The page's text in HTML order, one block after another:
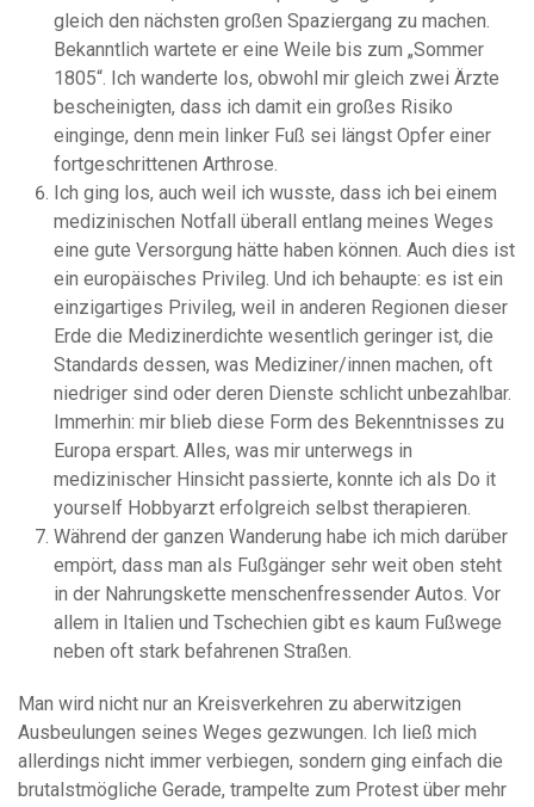
gleich den nächsten großen Spaziergang zu machen.
Bekanntlich wartete er eine Weile bis zum „Sommer
1805“. Ich wanderte los, obwohl mir gleich zwei Ärzte
bescheinigten, dass ich damit ein großes Risiko
einginge, denn mein linker Fuß sei längst Opfer einer
fortgeschrittenen Arthrose.
Ich ging los, auch weil ich wusste, dass ich bei einem
medizinischen Notfall überall entlang meines Weges
eine gute Versorgung hätte haben können. Auch dies ist
ein europäisches Privileg. Und ich behaupte: es ist ein
einzigartiges Privileg, weil in anderen Regionen dieser
Erde die Medizinerdichte wesentlich geringer ist, die
Standards dessen, was Mediziner/innen machen, oft
niedriger sind oder deren Dienste schlicht unbezahlbar.
Immerhin: mir blieb diese Form des Bekenntnisses zu
Europa erspart. Alles, was mir unterwegs in
medizinischer Hinsicht passierte, konnte ich als Do it
yourself Hobbyarzt erfolgreich selbst therapieren.
Während der ganzen Wanderung habe ich mich darüber
empört, dass man als Fußgänger sehr weit oben steht
in der Nahrungskette menschenfressender Autos. Vor
allem in Italien und Tschechien gibt es kaum Fußwege
neben oft stark befahrenen Straßen.
Man wird nicht nur an Kreisverkehren zu aberwitzigen
Ausbeulungen seines Weges gezwungen. Ich ließ mich
allerdings nicht immer verbiegen, sondern ging einfach die
brutalstmögliche Gerade, trampelte zum Protest über mehr